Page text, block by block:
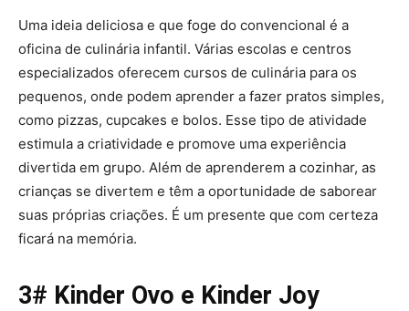
Uma ideia deliciosa e que foge do convencional é a
oficina de culinária infantil. Várias escolas e centros
especializados oferecem cursos de culinária para os
pequenos, onde podem aprender a fazer pratos simples,
como pizzas, cupcakes e bolos. Esse tipo de atividade
estimula a criatividade e promove uma experiência
divertida em grupo. Além de aprenderem a cozinhar, as
crianças se divertem e têm a oportunidade de saborear
suas próprias criações. É um presente que com certeza
ficará na memória.
3# Kinder Ovo e Kinder Joy